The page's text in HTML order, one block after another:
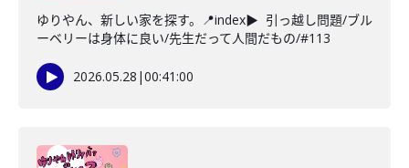
ゆりやん、新しい家を探す。📍index▶ 引っ越し問題/ブル
ーベリーは身体に良い/先生だって人間だもの/#113
2026.05.28 |00:41:00